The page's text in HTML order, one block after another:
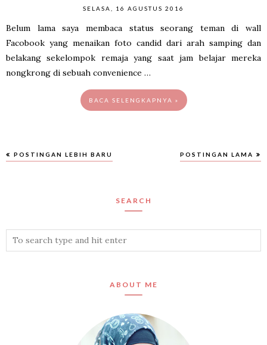
SELASA, 16 AGUSTUS 2016
Belum lama saya membaca status seorang teman di wall
Facobook yang menaikan foto candid dari arah samping dan
belakang sekelompok remaja yang saat jam belajar mereka
nongkrong di sebuah convenience …
BACA SELENGKAPNYA »
POSTINGAN LEBIH BARU POSTINGAN LAMA
SEARCH
ABOUT ME